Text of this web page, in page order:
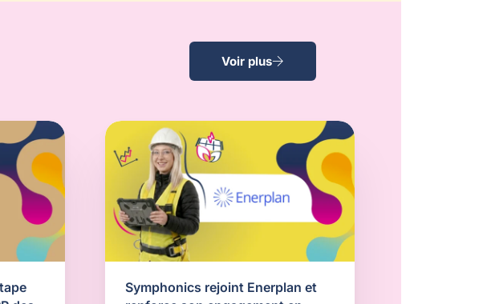
Voir plus
Symphonics rejoint Enerplan et